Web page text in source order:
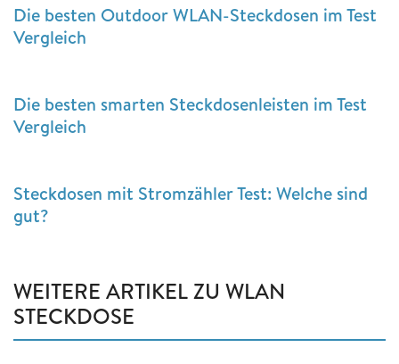
Die besten Outdoor WLAN-Steckdosen im Test
Vergleich
Die besten smarten Steckdosenleisten im Test
Vergleich
Steckdosen mit Stromzähler Test: Welche sind
gut?
WEITERE ARTIKEL ZU WLAN
STECKDOSE